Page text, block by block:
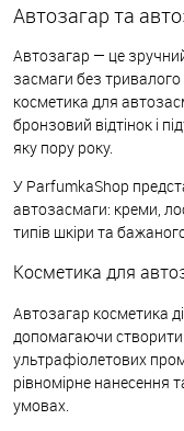
До обраного
Автозагар та
Автозагар — це
засмаги без
косметика для
бронзовий відтінок і
яку пору року.
У ParfumkaShop
автозасмаги: креми,
типів шкіри та
Косметика для
Автозагар косметика
допомагаючи
ультрафіолетових
рівномірне
умовах.